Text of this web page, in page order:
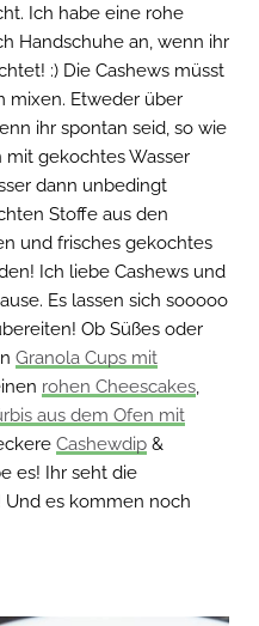
Ich habe eine rohe
Handschuhe an, wenn ihr
:) Die Cashews müsst
mixen. Etweder über
ihr spontan seid, so wie
mit gekochtes Wasser
dann unbedingt
Stoffe aus den
und frisches gekochtes
Ich liebe Cashews und
Es lassen sich sooooo
Ob Süßes oder
Granola Cups mit
rohen Cheescakes
aus dem Ofen mit
Cashewdip &
es! Ihr seht die
es kommen noch